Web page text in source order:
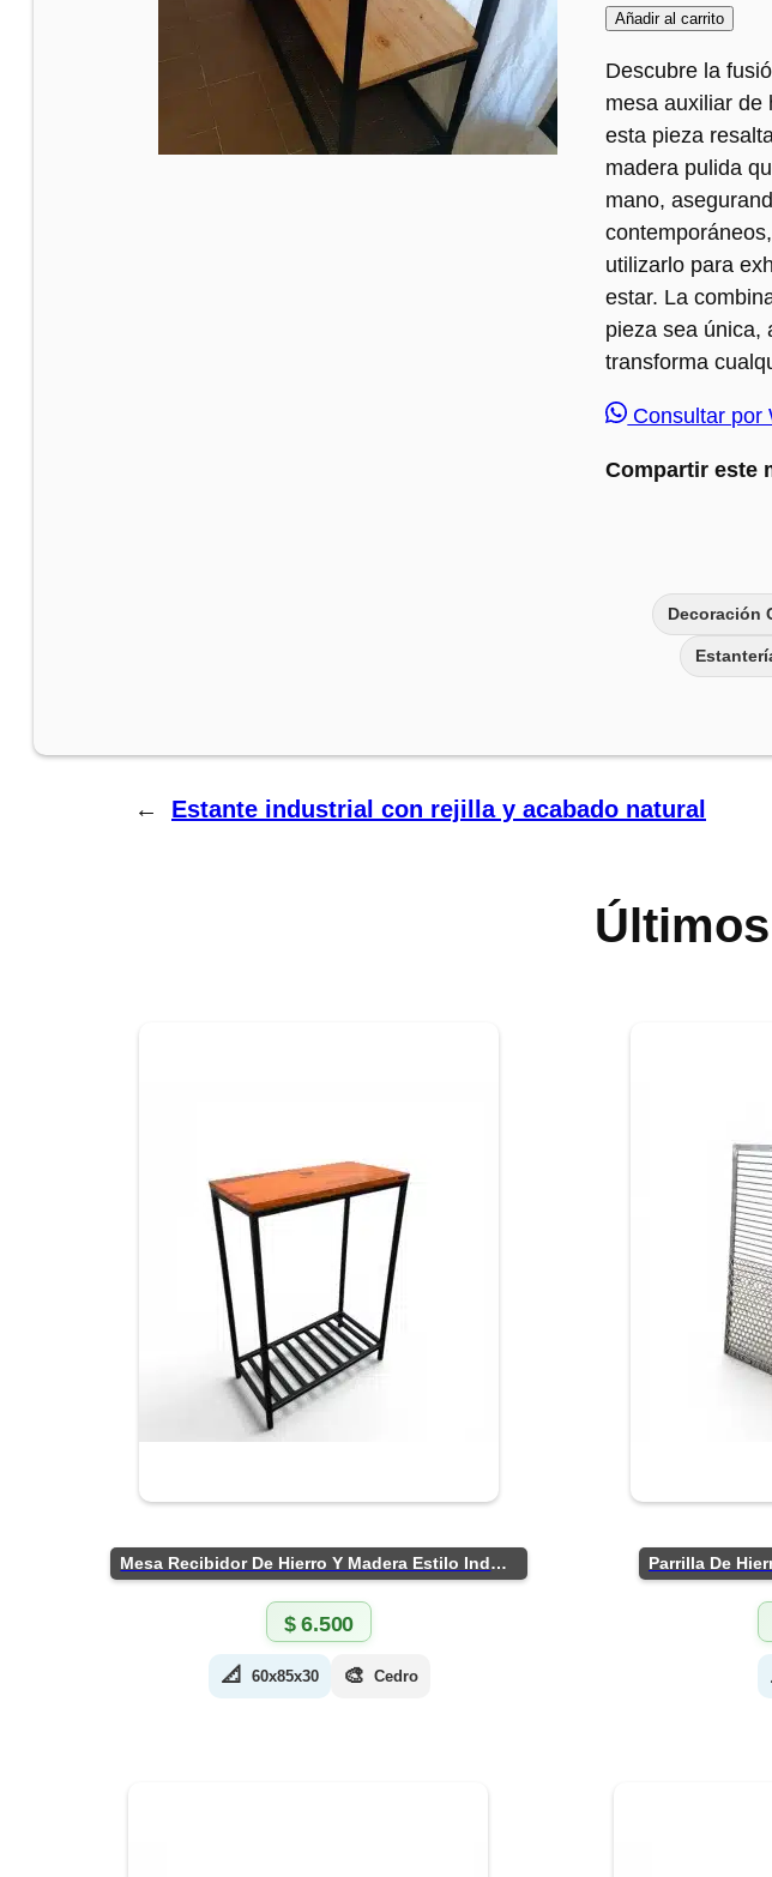
Añadir al carrito
Descubre la
mesa auxiliar de
esta pieza
madera pulida
mano,
utilizarlo para
estar. La
pieza sea única,
transforma
Consultar por
Compartir este
Decoración
← Estante industrial con rejilla y acabado natural
Mesa Recibidor De Hierro Y Madera Estilo Industrial
$6.500
📐 60x85x30 🎨 Cedro